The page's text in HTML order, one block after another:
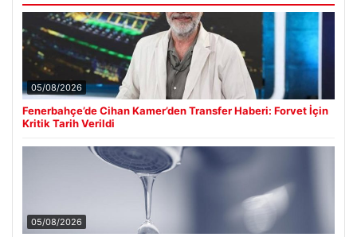
05/08/2026
Fenerbahçe’de Cihan Kamer’den Transfer Haberi: Forvet İçin
Kritik Tarih Verildi
05/08/2026